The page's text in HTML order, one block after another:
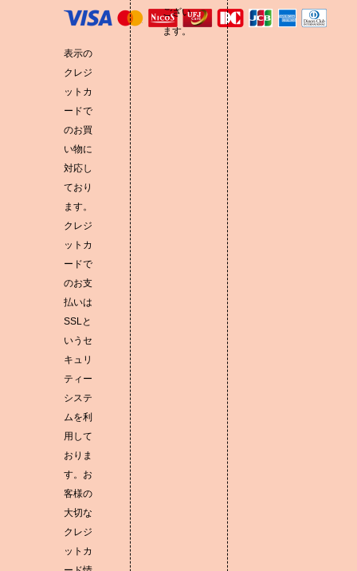
表示の
クレジ
ットカ
ードで
のお買
い物に
対応し
ており
ます。
クレジ
ットカ
ードで
のお支
払いは
SSLと
いうセ
キュリ
ティー
システ
ムを利
用して
おりま
す。お
客様の
大切な
クレジ
ットカ
ござい
ます。